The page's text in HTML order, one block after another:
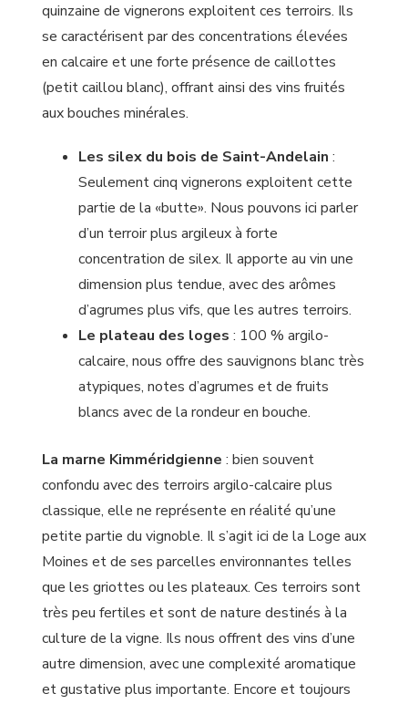
quinzaine de vignerons exploitent ces terroirs. Ils
se caractérisent par des concentrations élevées
en calcaire et une forte présence de caillottes
(petit caillou blanc), offrant ainsi des vins fruités
aux bouches minérales.
Les silex du bois de Saint-Andelain :
Seulement cinq vignerons exploitent cette
partie de la «butte». Nous pouvons ici parler
d’un terroir plus argileux à forte
concentration de silex. Il apporte au vin une
dimension plus tendue, avec des arômes
d’agrumes plus vifs, que les autres terroirs.
Le plateau des loges : 100 % argilo-
calcaire, nous offre des sauvignons blanc très
atypiques, notes d’agrumes et de fruits
blancs avec de la rondeur en bouche.
La marne Kimméridgienne : bien souvent
confondu avec des terroirs argilo-calcaire plus
classique, elle ne représente en réalité qu’une
petite partie du vignoble. Il s’agit ici de la Loge aux
Moines et de ses parcelles environnantes telles
que les griottes ou les plateaux. Ces terroirs sont
très peu fertiles et sont de nature destinés à la
culture de la vigne. Ils nous offrent des vins d’une
autre dimension, avec une complexité aromatique
et gustative plus importante. Encore et toujours